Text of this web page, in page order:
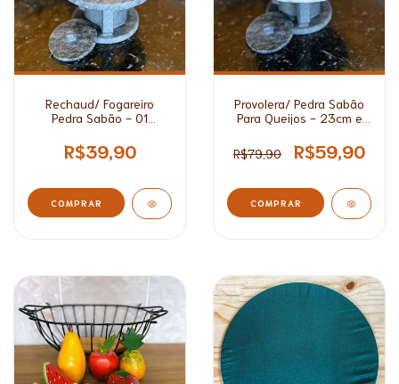
Rechaud/ Fogareiro
Pedra Sabão - 01
R$39,90
COMPRAR
Provolera/ Pedra Sabão
Para Queijos - 23cm e
R$79,90
R$59,90
COMPRAR